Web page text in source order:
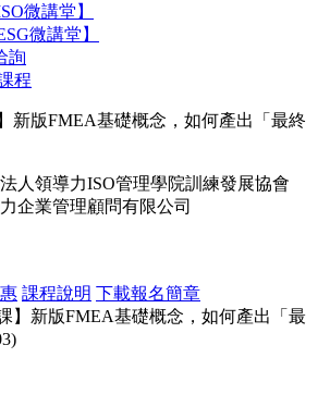
微講堂】
微講堂】
詢
程
新版FMEA基礎概念，如何產出「最終
人領導力ISO管理學院訓練發展協會
企業管理顧問有限公司
課程說明 下載報名簡章